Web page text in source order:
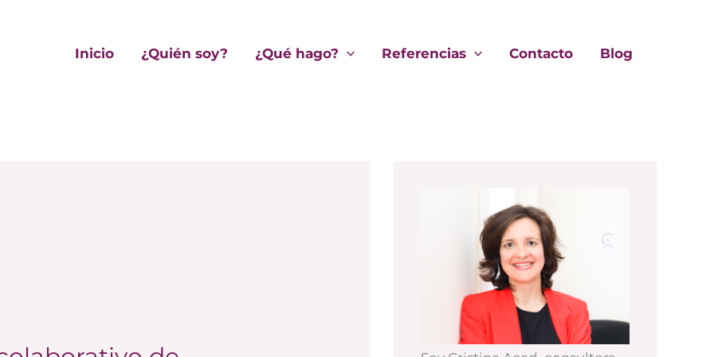
Inicio ¿Quién soy? ¿Qué hago? Referencias Contacto Blog